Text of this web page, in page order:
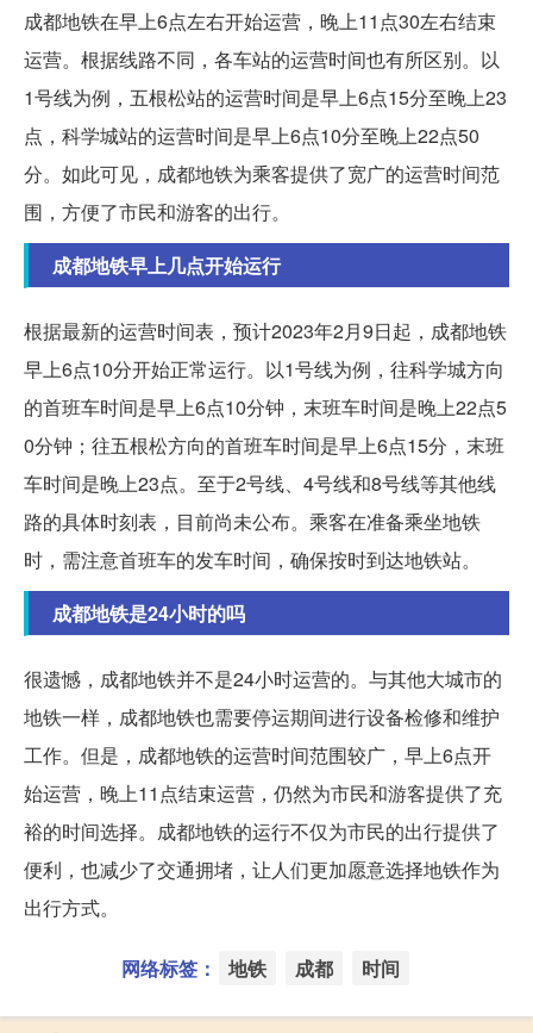
成都地铁在早上6点左右开始运营，晚上11点30左右结束
运营。根据线路不同，各车站的运营时间也有所区别。以
1号线为例，五根松站的运营时间是早上6点15分至晚上23
点，科学城站的运营时间是早上6点10分至晚上22点50
分。如此可见，成都地铁为乘客提供了宽广的运营时间范
围，方便了市民和游客的出行。
成都地铁早上几点开始运行
根据最新的运营时间表，预计2023年2月9日起，成都地铁
早上6点10分开始正常运行。以1号线为例，往科学城方向
的首班车时间是早上6点10分钟，末班车时间是晚上22点5
0分钟；往五根松方向的首班车时间是早上6点15分，末班
车时间是晚上23点。至于2号线、4号线和8号线等其他线
路的具体时刻表，目前尚未公布。乘客在准备乘坐地铁
时，需注意首班车的发车时间，确保按时到达地铁站。
成都地铁是24小时的吗
很遗憾，成都地铁并不是24小时运营的。与其他大城市的
地铁一样，成都地铁也需要停运期间进行设备检修和维护
工作。但是，成都地铁的运营时间范围较广，早上6点开
始运营，晚上11点结束运营，仍然为市民和游客提供了充
裕的时间选择。成都地铁的运行不仅为市民的出行提供了
便利，也减少了交通拥堵，让人们更加愿意选择地铁作为
出行方式。
网络标签： 地铁 成都 时间